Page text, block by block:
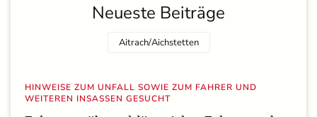
Neueste Beiträge
Aitrach/Aichstetten
HINWEISE ZUM UNFALL SOWIE ZUM FAHRER UND
WEITEREN INSASSEN GESUCHT